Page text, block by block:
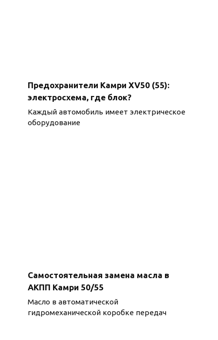
Предохранители Камри XV50 (55):
электросхема, где блок?
Каждый автомобиль имеет электрическое
оборудование
Самостоятельная замена масла в
АКПП Камри 50/55
Масло в автоматической
гидромеханической коробке передач